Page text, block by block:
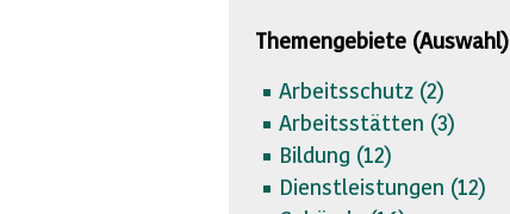
Themengebiete (Auswahl)
Arbeitsschutz (2)
Arbeitsstätten (3)
Bildung (12)
Dienstleistungen (12)